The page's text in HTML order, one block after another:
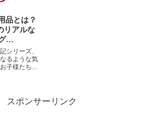
品とは？
リアルな
シリーズ、
るような気
子様たち帰
れとく事に
なひと時
スポンサーリンク